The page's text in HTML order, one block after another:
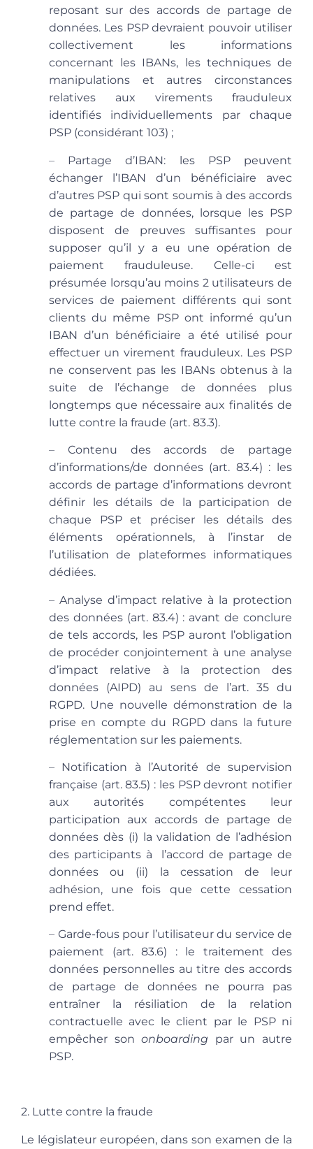
reposant sur des accords de partage de
données. Les PSP devraient pouvoir utiliser
collectivement les informations
concernant les IBANs, les techniques de
manipulations et autres circonstances
relatives aux virements frauduleux
identifiés individuellements par chaque
PSP (considérant 103) ;
– Partage d’IBAN: les PSP peuvent
échanger l’IBAN d’un bénéficiaire avec
d’autres PSP qui sont soumis à des accords
de partage de données, lorsque les PSP
disposent de preuves suffisantes pour
supposer qu’il y a eu une opération de
paiement frauduleuse. Celle-ci est
présumée lorsqu’au moins 2 utilisateurs de
services de paiement différents qui sont
clients du même PSP ont informé qu’un
IBAN d’un bénéficiaire a été utilisé pour
effectuer un virement frauduleux. Les PSP
ne conservent pas les IBANs obtenus à la
suite de l’échange de données plus
longtemps que nécessaire aux finalités de
lutte contre la fraude (art. 83.3).
– Contenu des accords de partage
d’informations/de données(art. 83.4) : les
accords de partage d’informations devront
définir les détails de la participation de
chaque PSP et préciser les détails des
éléments opérationnels, à l’instar de
l’utilisation de plateformes informatiques
dédiées.
– Analyse d’impact relative à la protection
des données(art. 83.4) : avant de conclure
de tels accords, les PSP auront l’obligation
de procéder conjointement à une analyse
d’impact relative à la protection des
données (AIPD) au sens de l’art. 35 du
RGPD. Une nouvelle démonstration de la
prise en compte du RGPD dans la future
réglementation sur les paiements.
– Notification à l’Autorité de supervision
française (art. 83.5) : les PSP devront notifier
aux autorités compétentes leur
participation aux accords de partage de
données dès (i) la validation de l’adhésion
des participants à l’accord de partage de
données ou (ii) la cessation de leur
adhésion, une fois que cette cessation
prend effet.
– Garde-fous pour l’utilisateur du service de
paiement (art. 83.6) : le traitement des
données personnelles au titre des accords
de partage de données ne pourra pas
entraîner la résiliation de la relation
contractuelle avec le client par le PSP ni
empêcher sononboarding par un autre
PSP.
2. Lutte contre la fraude
Le législateur européen, dans son examen de la